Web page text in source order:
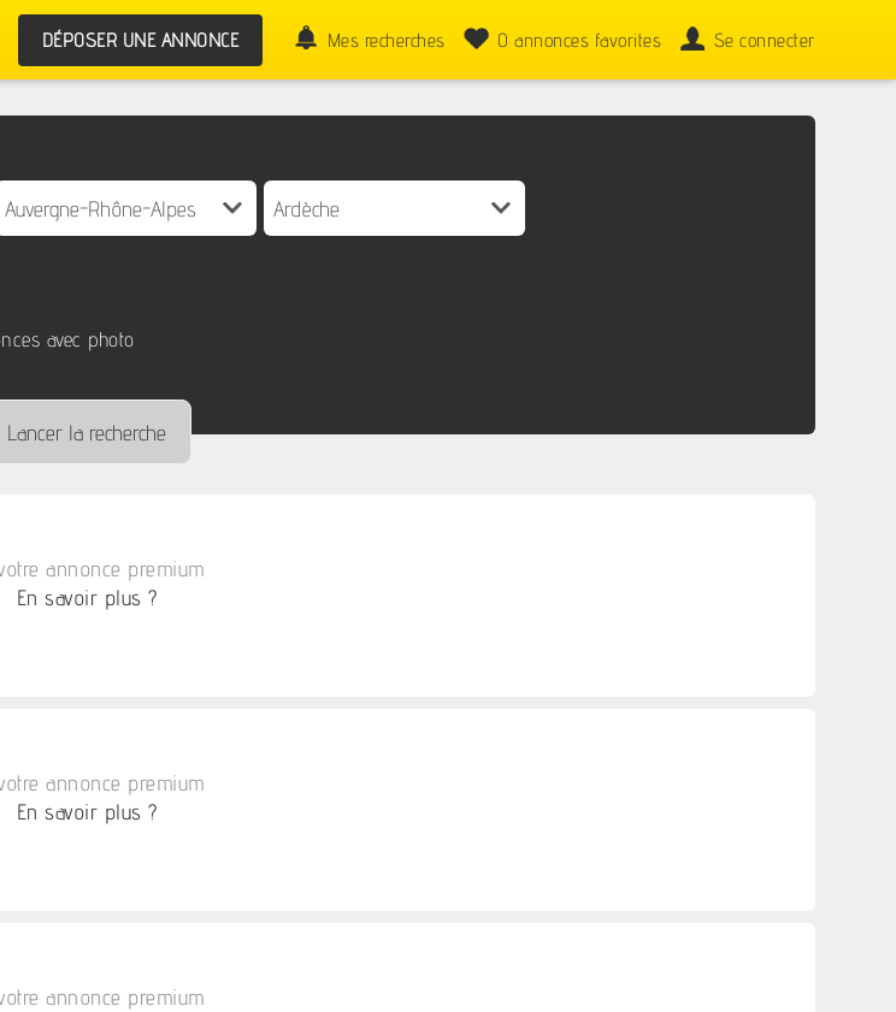
DÉPOSER UNE ANNONCE Mes recherches 0 annonces favorites Se connecter
avec photo
annonce premium
En savoir plus ?
annonce premium
En savoir plus ?
annonce premium